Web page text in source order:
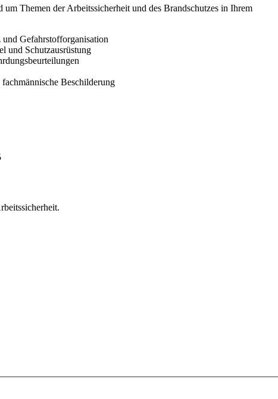
Themen der Arbeitssicherheit und des Brandschutzes in Ihrem
Gefahrstofforganisation
und Schutzausrüstung
Beschilderung